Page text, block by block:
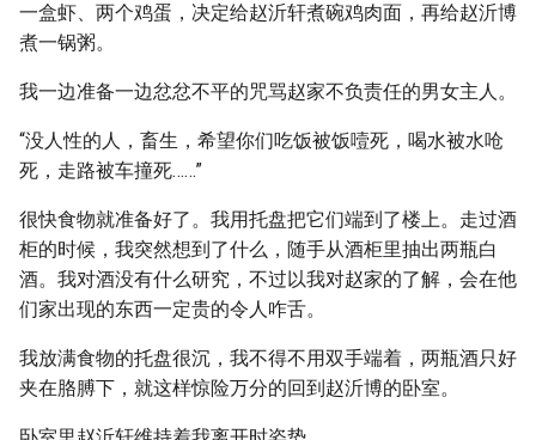
一盒虾、两个鸡蛋，决定给赵沂轩煮碗鸡肉面，再给赵沂博
煮一锅粥。
我一边准备一边忿忿不平的咒骂赵家不负责任的男女主人。
“没人性的人，畜生，希望你们吃饭被饭噎死，喝水被水呛
死，走路被车撞死……”
很快食物就准备好了。我用托盘把它们端到了楼上。走过酒
柜的时候，我突然想到了什么，随手从酒柜里抽出两瓶白
酒。我对酒没有什么研究，不过以我对赵家的了解，会在他
们家出现的东西一定贵的令人咋舌。
我放满食物的托盘很沉，我不得不用双手端着，两瓶酒只好
夹在胳膊下，就这样惊险万分的回到赵沂博的卧室。